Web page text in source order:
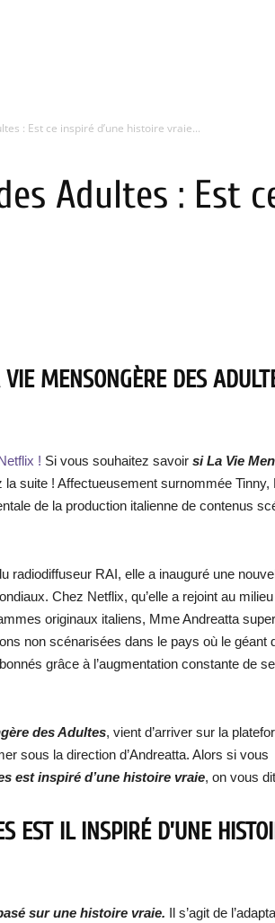
: Est ce inspiré d’une histoire vraie...
Adultes : Est
MENSONGÈRE DES
! Si vous souhaitez savoir siLa Vie
la suite ! Affectueusement surnommée Tinny,
de la production italienne de contenus
radiodiffuseur RAI, elle a inauguré une
Chez Netflix, qu’elle a rejoint au
originaux italiens, Mme Andreatta
non scénarisées dans le pays où le géant
grâce à l’augmentation constante de
des Adultes, vient d’arriver sur la
sous la direction d’Andreatta. Alors si vous
est inspiré d’une histoire vraie, on vous
EST IL INSPIRÉ D’UNE
sur une histoire vraie. Il s’agit de